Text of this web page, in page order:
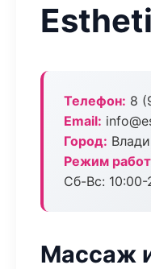
Телефон: 8
Email:
Город:
Режим
Сб-Вс: 10:00-
Массаж